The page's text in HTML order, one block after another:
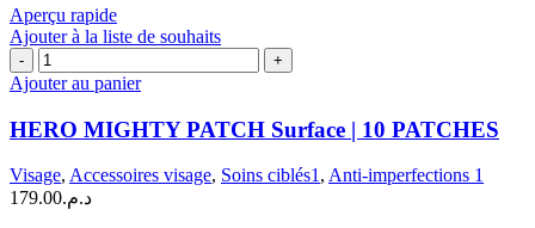
Aperçu rapide
Ajouter à la liste de souhaits
quantité
de
MIGHTY
PATCH
Surface
|
10
Ajouter au panier
HERO MIGHTY PATCH Surface | 10 PATCHES
Visage, Accessoires visage, Soins ciblés1 , Anti-imperfections 1
د.م.179.00